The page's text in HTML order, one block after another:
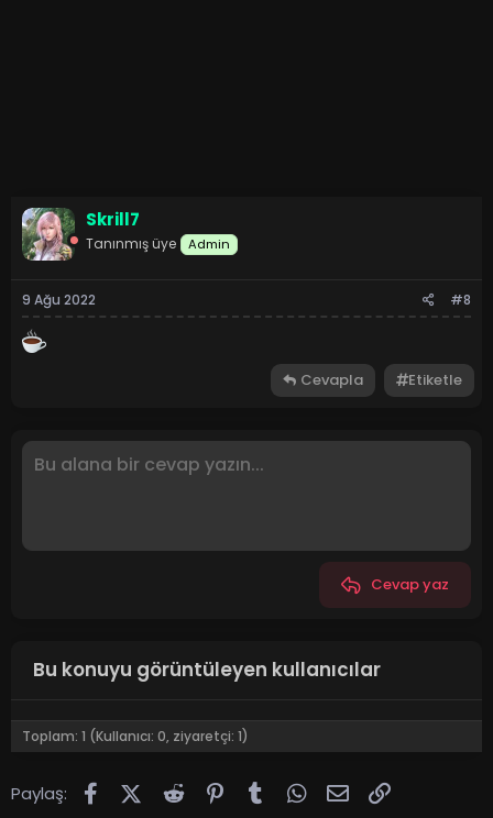
Skrill7
Tanınmış üye Admin
9 Ağu 2022 #8
Cevapla Etiketle
Cevap yaz
Bu konuyu görüntüleyen kullanıcılar
Toplam: 1 (Kullanıcı: 0, ziyaretçi: 1)
Paylaş: FacebookX (Twitter)
Reddit Pinterest
Tumblr WhatsApp
E-posta